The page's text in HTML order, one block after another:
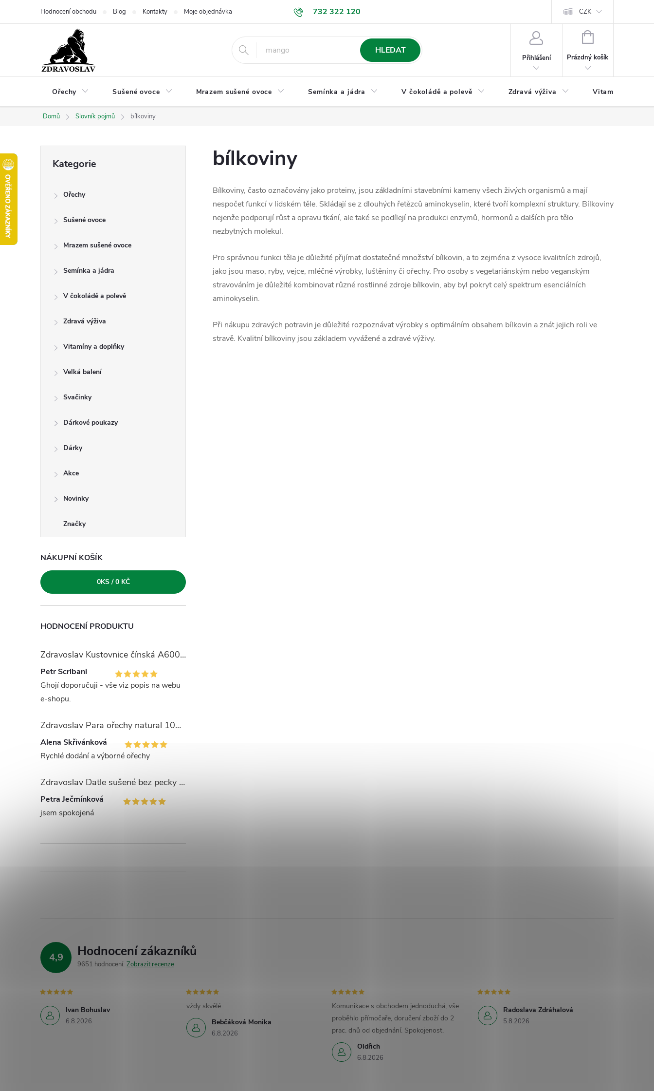
732 322 120
Hodnocení obchodu Blog Kontakty Moje objednávka GDPR a ochrana osobních údajů Jak nakupovat Formulář pro odstoupení od
CZK
HLEDAT
Přihlášení
NÁKUPNÍ
Prázdný košík
Ořechy Sušené ovoce Mrazem sušené ovoce Semínka a jádra V čokoládě a polevě Zdravá výživa Vitamíny a
Domů Slovník pojmů bílkoviny
kategorie
Kategorie
Ořechy
Sušené ovoce
Mrazem sušené ovoce
Semínka a jádra
V čokoládě a polevě
Zdravá výživa
Vitamíny a doplňky
Velká balení
Svačinky
Dárkové poukazy
Dárky
Akce
Novinky
Značky
NÁKUPNÍ KOŠÍK
0KS /0 KČ
HODNOCENÍ PRODUKTU
Zdravoslav Kustovnice čínská A600 - GOJI 1000 g
Petr Scribani
Ghojí doporučuji - vše viz popis na webu
e-shopu.
Zdravoslav Para ořechy natural 1000 g
Alena Skřivánková
Rychlé dodání a výborné ořechy
Zdravoslav Datle sušené bez pecky - Deglet Nour 1000 g
Petra Ječmínková
jsem spokojená
bílkoviny
Bílkoviny, často označovány jako proteiny, jsou základními stavebními kameny všech živých organismů a mají
nespočet funkcí v lidském těle. Skládají se z dlouhých řetězců aminokyselin, které tvoří komplexní struktury. Bílkoviny
nejenže podporují růst a opravu tkání, ale také se podílejí na produkci enzymů, hormonů a dalších pro tělo
nezbytných molekul.
Pro správnou funkci těla je důležité přijímat dostatečné množství bílkovin, a to zejména z vysoce kvalitních zdrojů,
jako jsou maso, ryby, vejce, mléčné výrobky, luštěniny či ořechy. Pro osoby s vegetariánským nebo veganským
stravováním je důležité kombinovat různé rostlinné zdroje bílkovin, aby byl pokryt celý spektrum esenciálních
aminokyselin.
Při nákupu zdravých potravin je důležité rozpoznávat výrobky s optimálním obsahem bílkovin a znát jejich roli ve
stravě. Kvalitní bílkoviny jsou základem vyvážené a zdravé výživy.
4,9 Hodnocení zákazníků
9651 hodnocení Zobrazit recenze
Ivan Bohuslav
6.8.2026 Bebčáková Monika
6.8.2026
vždy skvělé
Oldřich
6.8.2026
Komunikace s obchodem jednoduchá, vše
proběhlo přímočaře, doručení zboží do 2
prac. dnů od objednání. Spokojenost.
Radoslava Zdráhalová
5.8.2026